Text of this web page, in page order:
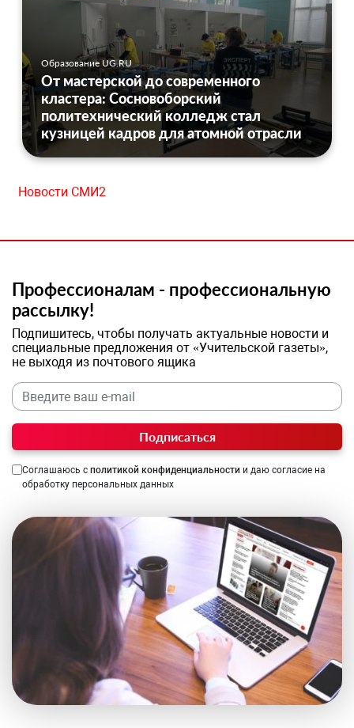
Образование UG.RU
От мастерской до современного
кластера: Сосновоборский
политехнический колледж стал
кузницей кадров для атомной отрасли
Новости СМИ2
Профессионалам - профессиональную
рассылку!
Подпишитесь, чтобы получать актуальные новости и
специальные предложения от «Учительской газеты»,
не выходя из почтового ящика
Подписаться
Соглашаюсь с политикой конфиденциальности и даю согласие на
обработку персональных данных